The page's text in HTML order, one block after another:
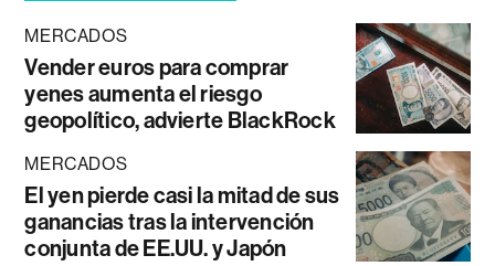
MERCADOS
Vender euros para comprar
yenes aumenta el riesgo
geopolítico, advierte BlackRock
MERCADOS
El yen pierde casi la mitad de sus
ganancias tras la intervención
conjunta de EE.UU. y Japón